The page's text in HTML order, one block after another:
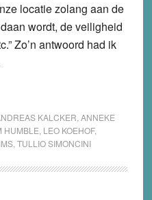
locatie zolang aan de
wordt, de veiligheid
Zo’n antwoord had ik
KALCKER ANNEKE
HUMBLE LEO KOEHOF,
, TULLIO SIMONCINI